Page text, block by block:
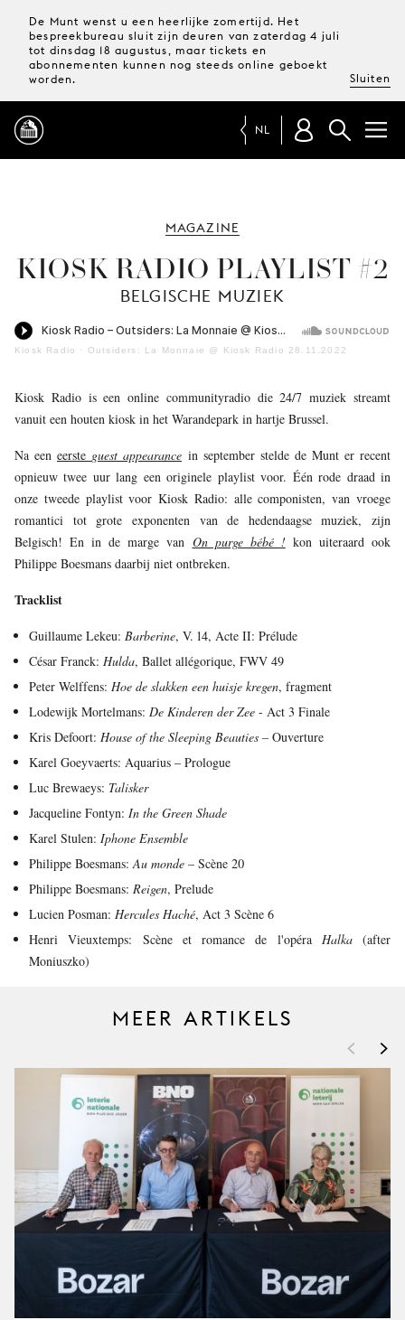
De Munt wenst u een heerlijke zomertijd. Het
bespreekbureau sluit zijn deuren van zaterdag 4 juli
tot dinsdag 18 augustus, maar tickets en
abonnementen kunnen nog steeds online geboekt
worden.
Sluiten
TICKETS &
JONG
DE
MUNT
ONS
NL
MAGAZINE
KIOSK RADIO PLAYLIST #2
BELGISCHE MUZIEK
Kiosk Radio · Outsiders: La Monnaie @ Kiosk Radio 28.11.2022
Kiosk Radio is een online communityradio die 24/7 muziek streamt
vanuit een houten kiosk in het Warandepark in hartje Brussel.
Na een eerste guest appearance in september stelde de Munt er recent
opnieuw twee uur lang een originele playlist voor. Één rode draad in
onze tweede playlist voor Kiosk Radio: alle componisten, van vroege
romantici tot grote exponenten van de hedendaagse muziek, zijn
Belgisch! En in de marge van On purge bébé !kon uiteraard ook
Philippe Boesmans daarbij niet ontbreken.
Tracklist
Guillaume Lekeu: Barberine, V. 14, Acte II: Prélude
César Franck: Hulda, Ballet allégorique, FWV 49
Peter Welffens: Hoe de slakken een huisje kregen, fragment
Lodewijk Mortelmans: De Kinderen der Zee - Act 3 Finale
Kris Defoort: House of the Sleeping Beauties – Ouverture
Karel Goeyvaerts: Aquarius – Prologue
Luc Brewaeys: Talisker
Jacqueline Fontyn: In the Green Shade
Karel Stulen: Iphone Ensemble
Philippe Boesmans:Au monde – Scène 20
Philippe Boesmans: Reigen, Prelude
Lucien Posman: Hercules Haché, Act 3 Scène 6
Henri Vieuxtemps: Scène et romance de l'opéra Halka(after
Moniuszko)
MEER ARTIKELS
< >